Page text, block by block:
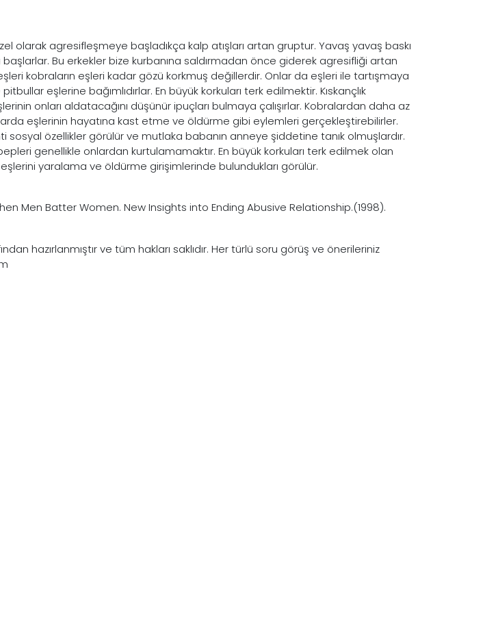
olarak agresifleşmeye başladıkça kalp atışları artan gruptur. Yavaş yavaş baskı
Bu erkekler bize kurbanına saldırmadan önce giderek agresifliği artan
eşleri kobraların eşleri kadar gözü korkmuş değillerdir. Onlar da eşleri ile tartışmaya
eşlerine bağımlıdırlar. En büyük korkuları terk edilmektir. Kıskançlık
onları aldatacağını düşünür ipuçları bulmaya çalışırlar. Kobralardan daha az
eşlerinin hayatına kast etme ve öldürme gibi eylemleri gerçekleştirebilirler.
sosyal özellikler görülür ve mutlaka babanın anneye şiddetine tanık olmuşlardır.
genellikle onlardan kurtulamamaktır. En büyük korkuları terk edilmek olan
eşlerini yaralama ve öldürme girişimlerinde bulundukları görülür.
Men Batter Women. New Insights into Ending Abusive Relationship.(1998).
hazırlanmıştır ve tüm hakları saklıdır. Her türlü soru görüş ve önerileriniz